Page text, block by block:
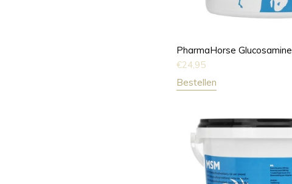
PharmaHorse Glucosamine
€24,95
Bestellen